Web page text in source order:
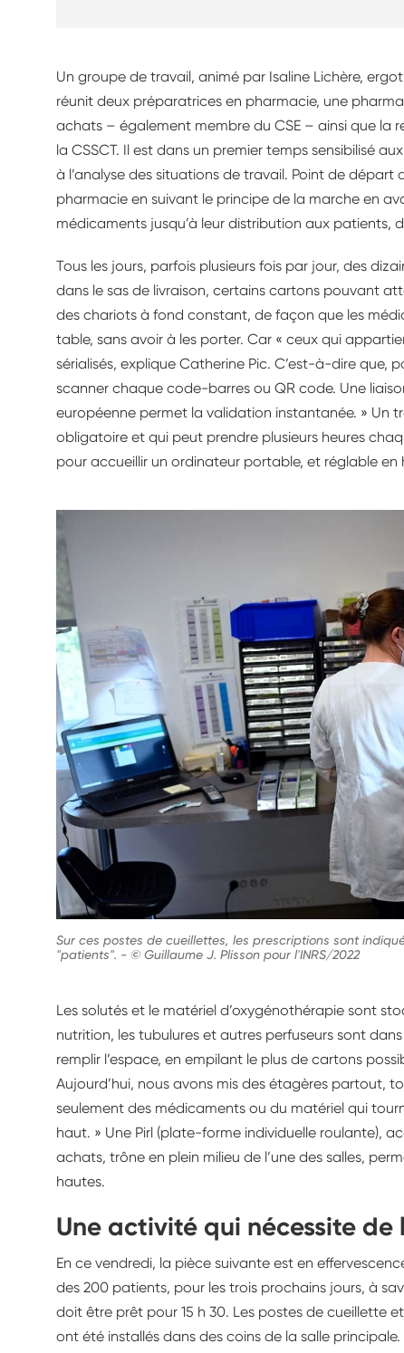
Un groupe de travail, animé par Isaline Lichère,
réunit deux préparatrices en pharmacie, une
achats – également membre du CSE – ainsi que la
la CSSCT. Il est dans un premier temps sensibilisé
à l’analyse des situations de travail. Point de départ
pharmacie en suivant le principe de la marche en
médicaments jusqu’à leur distribution aux patients,
Tous les jours, parfois plusieurs fois par jour, des
dans le sas de livraison, certains cartons pouvant
des chariots à fond constant, de façon que les
table, sans avoir à les porter. Car « ceux qui
sérialisés, explique Catherine Pic. C’est-à-dire que,
scanner chaque code-barres ou QR code. Une
européenne permet la validation instantanée. » Un
obligatoire et qui peut prendre plusieurs heures
pour accueillir un ordinateur portable, et réglable en
Sur ces postes de cueillettes, les prescriptions sont
"patients". - © Guillaume J. Plisson pour l'INRS/2022
Les solutés et le matériel d’oxygénothérapie sont
nutrition, les tubulures et autres perfuseurs sont
remplir l’espace, en empilant le plus de cartons
Aujourd’hui, nous avons mis des étagères partout,
seulement des médicaments ou du matériel qui
haut. » Une Pirl (plate-forme individuelle roulante),
achats, trône en plein milieu de l’une des salles,
hautes.
Une activité qui nécessite
En ce vendredi, la pièce suivante est en
des 200 patients, pour les trois prochains jours, à
doit être prêt pour 15 h 30. Les postes de cueillette
ont été installés dans des coins de la salle